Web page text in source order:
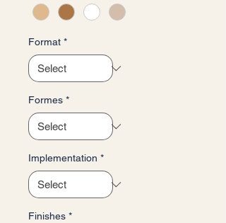
1
Square
meter
Format *
Formes *
Implementation *
Finishes *